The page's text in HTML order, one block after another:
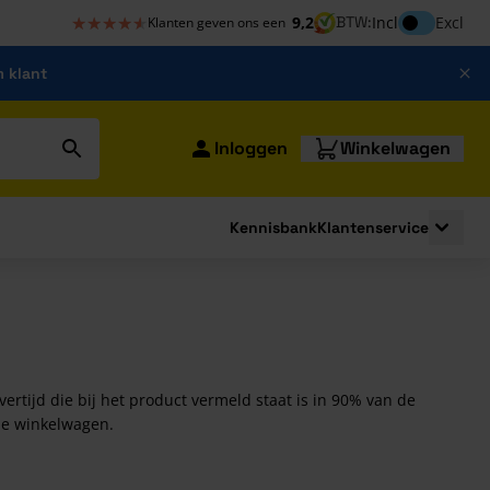
★★★★★
★★★★★ Klanten geven ons een 9,2 BTW:InclInclusief btw
Excl
klant
Inloggen Winkelwagen
KennisbankKlantenservice
die bij het product vermeld staat is in 90% van de
winkelwagen.